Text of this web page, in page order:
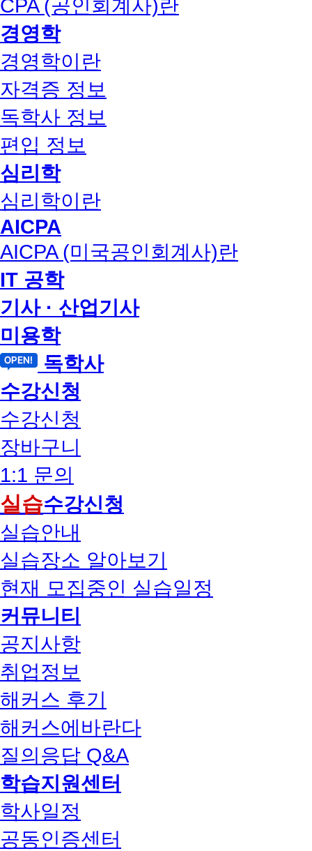
CPA (공인회계사)란
경영학
경영학이란
자격증 정보
독학사 정보
편입 정보
심리학
심리학이란
AICPA
AICPA (미국공인회계사)란
IT 공학
기사 · 산업기사
미용학
독학사
수강신청
수강신청
장바구니
1:1 문의
실습수강신청
실습안내
실습장소 알아보기
현재 모집중인 실습일정
커뮤니티
공지사항
취업정보
해커스 후기
해커스에바란다
질의응답 Q&A
학습지원센터
학사일정
공동인증센터